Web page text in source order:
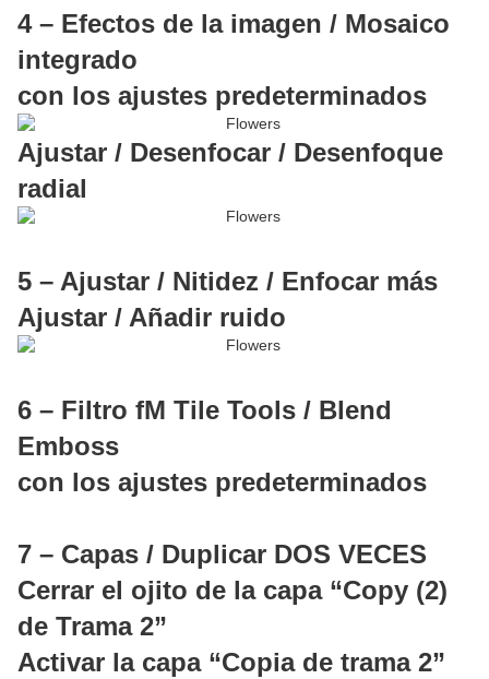
4 – Efectos de la imagen / Mosaico
integrado
con los ajustes predeterminados
Ajustar / Desenfocar / Desenfoque
radial
5 – Ajustar / Nitidez / Enfocar más
Ajustar / Añadir ruido
6 – Filtro fM Tile Tools / Blend
Emboss
con los ajustes predeterminados
7 – Capas / Duplicar DOS VECES
Cerrar el ojito de la capa “Copy (2)
de Trama 2”
Activar la capa “Copia de trama 2”